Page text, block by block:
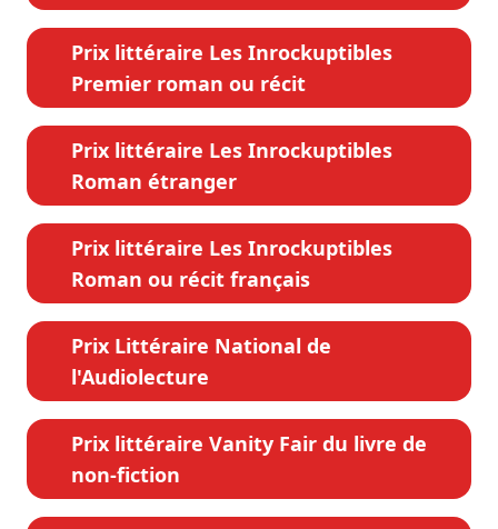
Prix littéraire Les Inrockuptibles
Premier roman ou récit
Prix littéraire Les Inrockuptibles
Roman étranger
Prix littéraire Les Inrockuptibles
Roman ou récit français
Prix Littéraire National de
l'Audiolecture
Prix littéraire Vanity Fair du livre de
non-fiction